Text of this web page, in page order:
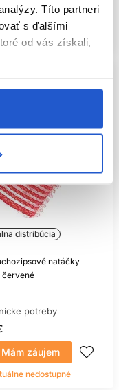
Títo partneri
s ďalšími
od vás získali,
Mám záujem
distribúcia
natáčky
červené
potreby
Mám záujem
nedostupné